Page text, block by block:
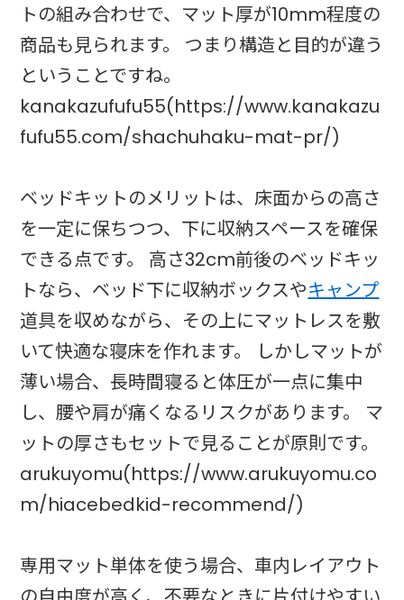
トの組み合わせで、マット厚が10mm程度の
商品も見られます。 つまり構造と目的が違う
ということですね。
kanakazufufu55(https://www.kanakazu
fufu55.com/shachuhaku-mat-pr/)
ベッドキットのメリットは、床面からの高さ
を一定に保ちつつ、下に収納スペースを確保
できる点です。 高さ32cm前後のベッドキッ
トなら、ベッド下に収納ボックスやキャンプ
道具を収めながら、その上にマットレスを敷
いて快適な寝床を作れます。 しかしマットが
薄い場合、長時間寝ると体圧が一点に集中
し、腰や肩が痛くなるリスクがあります。 マ
ットの厚さもセットで見ることが原則です。
arukuyomu(https://www.arukuyomu.co
m/hiacebedkid-recommend/)
専用マット単体を使う場合、車内レイアウト